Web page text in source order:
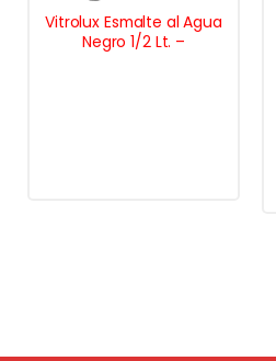
Vitrolux Esmalte al Agua
Negro 1/2 Lt. –